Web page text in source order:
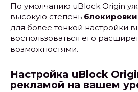
По умолчанию uBlock Origin
высокую степень
для более тонкой настройки
воспользоваться его
возможностями.
Настройка uBlock
рекламой на вашем